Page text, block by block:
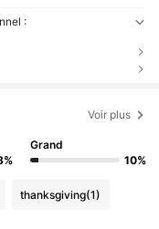
:
Voir plus
Grand
10%
thanksgiving(1)